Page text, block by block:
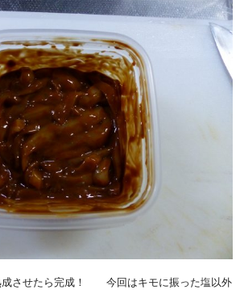
成させたら完成！ 今回はキモに振った塩以外